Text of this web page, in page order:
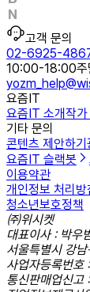
고객 문의
02-6925-
10:00-18:00주
요즘IT
요즘IT 소개작
기타 문의
콘텐츠 제안하기
요즘IT 슬랙봇
이용약관
개인정보 처리방
청소년보호정책
㈜위시켓
대표이사 : 박우
서울특별시 강
사업자등록번
통신판매업신